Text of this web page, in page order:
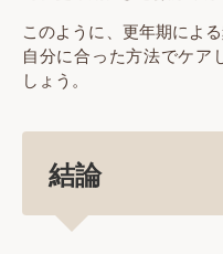
このように、更年期によ
自分に合った方法でケア
しょう。
結論